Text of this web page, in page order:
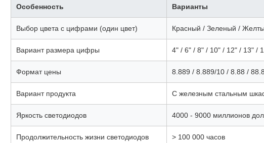
Особенность Варианты
Выбор цвета с цифрами (один цвет) Красный / Зеленый /
Вариант размера цифры 4" / 6" / 8" / 10" / 12" / 13" /
Формат цены 8.889 / 8.889/10 / 8.88 /
Вариант продукта С железным стальным
Яркость светодиодов 4000 - 9000 миллионов
Продолжительность жизни светодиодов > 100 000 часов